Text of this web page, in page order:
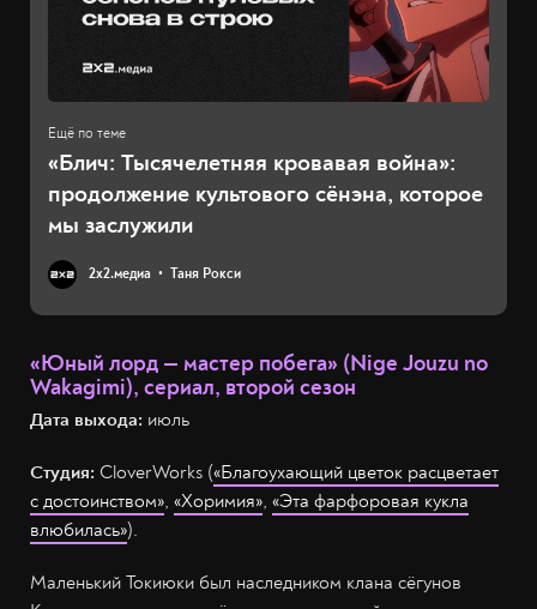
«Блич: Тысячелетняя кровавая война»:
продолжение культового сёнэна, которое
мы заслужили
2х2.медиа Таня Рокси
«Юный лорд — мастер побега» (Nige Jouzu no
Wakagimi), сериал, второй сезон
Дата выхода: июль
Студия: CloverWorks («Благоухающий цветок расцветает
с достоинством», «Хоримия», «Эта фарфоровая кукла
влюбилась»).
Маленький Токиюки был наследником клана сёгунов